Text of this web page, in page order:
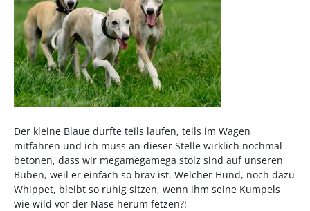
Der kleine Blaue durfte teils laufen, teils im Wagen
mitfahren und ich muss an dieser Stelle wirklich nochmal
betonen, dass wir megamegamega stolz sind auf unseren
Buben, weil er einfach so brav ist. Welcher Hund, noch dazu
Whippet, bleibt so ruhig sitzen, wenn ihm seine Kumpels
wie wild vor der Nase herum fetzen?!